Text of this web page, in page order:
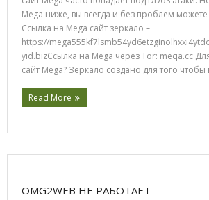
Mega ниже, вы всегда и без проблем
Ссылка на Mega сайт зеркало –
https://
yid.bizСсылка на Mega через Tor: meqa.cc
сайт Mega? Зеркало создано для того чтобы
Read More
OMG2WEB НЕ РАБОТАЕТ